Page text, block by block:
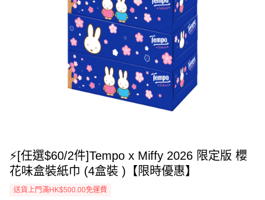
⚡[任選$60/2件]Tempo x Miffy 2026 限定版 櫻
花味盒裝紙巾 (4盒裝 )【限時優惠】
送貨上門滿HK$500.00免運費